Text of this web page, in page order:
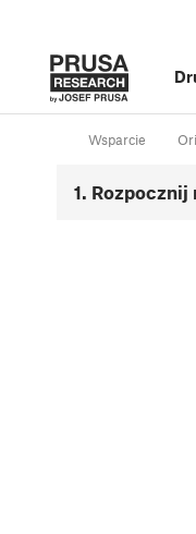
Wsparcie
1. Rozpocznij